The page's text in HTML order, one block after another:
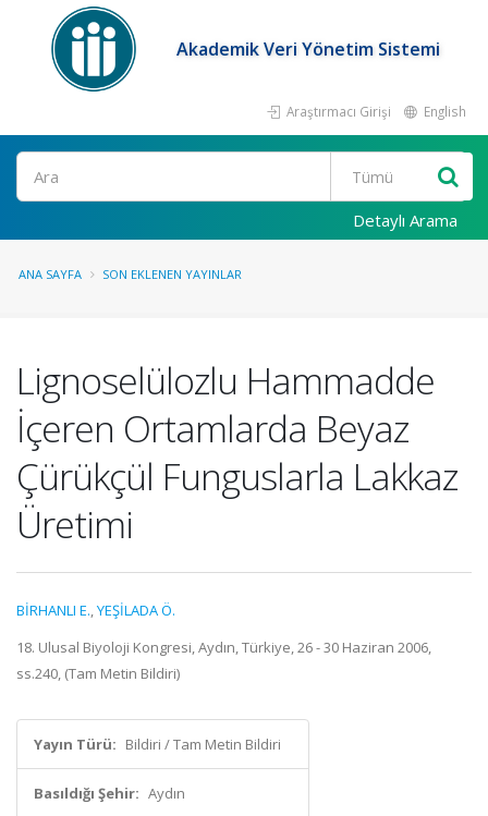
Akademik Veri Yönetim Sistemi
Araştırmacı Girişi English
Ara
Detaylı Arama
ANA SAYFA SON EKLENEN YAYINLAR
Lignoselülozlu Hammadde
İçeren Ortamlarda Beyaz
Çürükçül Funguslarla Lakkaz
Üretimi
BİRHANLI E.,YEŞİLADA Ö.
18. Ulusal Biyoloji Kongresi, Aydın, Türkiye, 26 - 30 Haziran 2006,
ss.240, (Tam Metin Bildiri)
Yayın Türü: Bildiri / Tam Metin Bildiri
Basıldığı Şehir: Aydın